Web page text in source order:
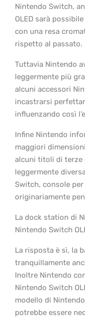
Nintendo Switch,
OLED sarà
con una resa
rispetto al passato.
Tuttavia Nintendo
leggermente più
alcuni accessori
incastrarsi
influenzando così
Infine Nintendo
maggiori
alcuni titoli di
leggermente
Switch, console
originariamente
La dock station di
Nintendo Switch
La risposta è sì, la
tranquillamente
Inoltre Nintendo
Nintendo Switch
modello di
potrebbe essere